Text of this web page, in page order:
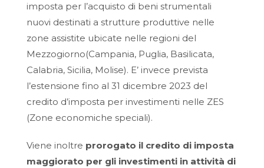
imposta per l’acquisto di beni strumentali
nuovi destinati a strutture produttive nelle
zone assistite ubicate nelle regioni del
Mezzogiorno(Campania, Puglia, Basilicata,
Calabria, Sicilia, Molise). E’ invece prevista
l’estensione fino al 31 dicembre 2023 del
credito d’imposta per investimenti nelle ZES
(Zone economiche speciali).
Viene inoltre prorogato il credito di imposta
maggiorato per gli investimenti in attività di